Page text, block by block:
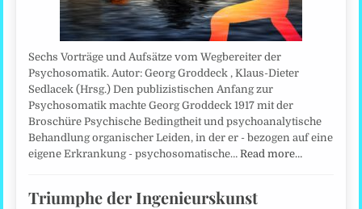
Sechs Vorträge und Aufsätze vom Wegbereiter der
Psychosomatik. Autor: Georg Groddeck , Klaus-Dieter
Sedlacek (Hrsg.) Den publizistischen Anfang zur
Psychosomatik machte Georg Groddeck 1917 mit der
Broschüre Psychische Bedingtheit und psychoanalytische
Behandlung organischer Leiden, in der er - bezogen auf eine
eigene Erkrankung - psychosomatische…Read more…
Triumphe der Ingenieurskunst